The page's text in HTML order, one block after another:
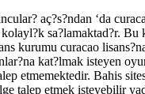
aç?s?ndan ‘da
sa?lamaktad?r. Bu
kurumu curacao
kat?lmak isteyen
etmemektedir. Bahis
talep etmek isteyebilir